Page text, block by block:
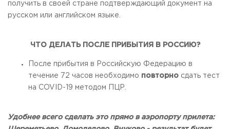
получить в своей стране подтверждающий документ на
русском или английском языке.
ЧТО ДЕЛАТЬ ПОСЛЕ ПРИБЫТИЯ В РОССИЮ?
После прибытия в Российскую Федерацию в
течение 72 часов необходимо повторно сдать тест
на COVID-19 методом ПЦР.
Удобнее всего сделать это прямо в аэропорту прилета: